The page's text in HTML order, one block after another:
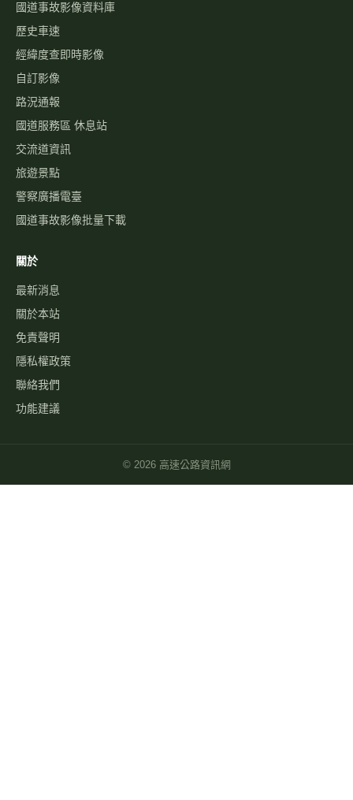
國道事故影像資料庫
歷史車速
經緯度查即時影像
自訂影像
路況通報
國道服務區 休息站
交流道資訊
旅遊景點
警察廣播電臺
國道事故影像批量下載
關於
最新消息
關於本站
免責聲明
隱私權政策
聯絡我們
功能建議
© 2026高速公路資訊網